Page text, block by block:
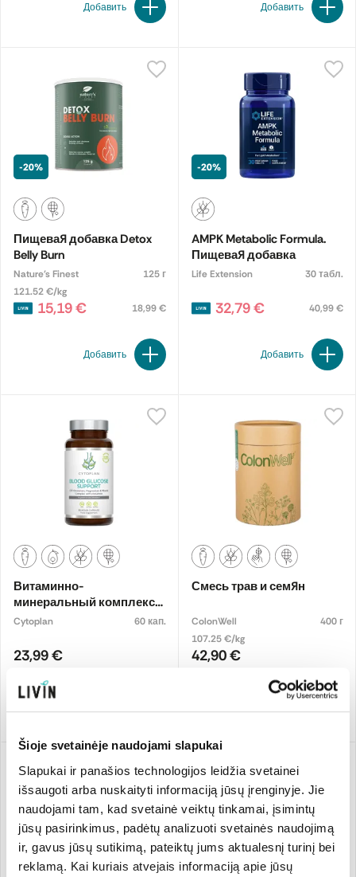
Šioje svetainėje naudojami slapukai
Slapukai ir panašios technologijos leidžia svetainei
išsaugoti arba nuskaityti informaciją jūsų įrenginyje. Jie
naudojami tam, kad svetainė veiktų tinkamai, įsimintų
jūsų pasirinkimus, padėtų analizuoti svetainės naudojimą
ir, gavus jūsų sutikimą, pateiktų jums aktualesnį turinį bei
reklamą. Kai kuriais atvejais informaciją apie jūsų
Добавить Добавить
-20%
Пищевая добавка Detox
Belly Burn
Nature's Finest
125 г
121.52 €/kg
15,19 € 18,99 €
Добавить
-20%
AMPK Metabolic Formula.
Пищевая добавка
Life Extension 30 табл.
32,79 € 40,99 €
Добавить
Витаминно-
минеральный комплекс
GTF с магнием, хромом и
Support. Пищевая добавка
Cytoplan 60 кап.
23,99 €
Смесь трав и семян
ColonWell
400 г
107.25 €/kg
42,90 €
Добавить